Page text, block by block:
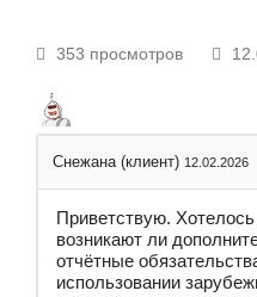
353 просмотров
Снежана (клиент) 12.02.2026
Приветствую.
возникают ли
отчётные
использовании